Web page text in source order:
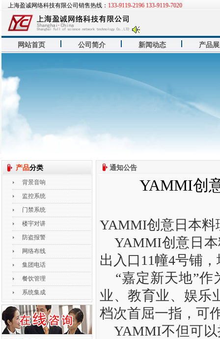
上海盈诚网络科技有限公司销售热线： 133-9119-2196 133-9119-7020
网站首页 公司简介 新闻动态 产品
通知公告
YAMMI创
YAMMI创意日本料
YAMMI创意日本
出入口11幢4号铺
“嘉定新天地”作
业、教育业、娱乐
档次首屈一指，可
YAMMI不但可以
产品分类
背景音响
监控系统
门禁系统
楼宇对讲
防盗报警
网络布线
集团电话
餐饮管理
系统集成